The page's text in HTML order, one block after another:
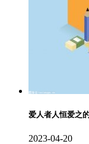
爱人者人恒爱之
2023-04-20